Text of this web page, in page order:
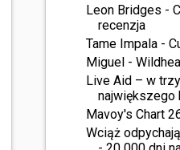
Leon Bridges -
recenzja
Tame Impala -
Miguel -
Live Aid – w
największego
Mavoy's Chart
Wciąż